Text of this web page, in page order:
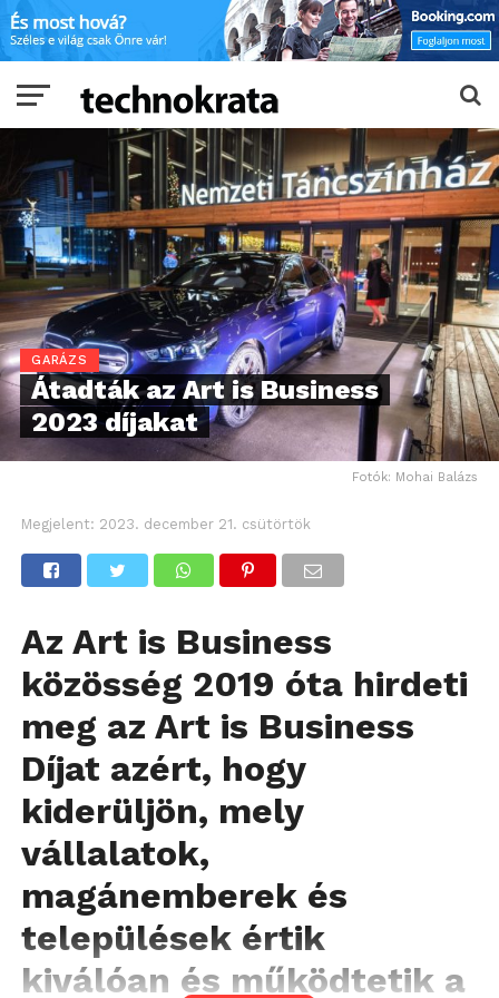
GARÁZS
Átadták az Art is Business
2023 díjakat
Fotók: Mohai Balázs
Megjelent: 2023. december 21. csütörtök
Az Art is Business
közösség 2019 óta hirdeti
meg az Art is Business
Díjat azért, hogy
kiderüljön, mely
vállalatok,
magánemberek és
települések értik
kiválóan és működtetik a